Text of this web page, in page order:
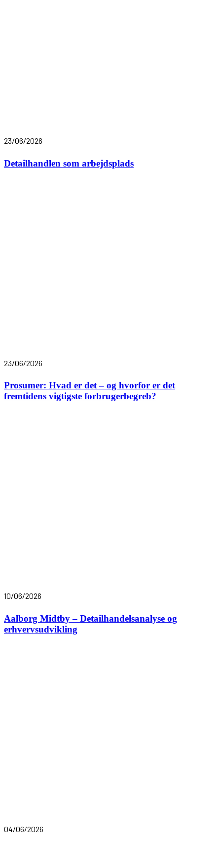
23/06/2026
Detailhandlen som arbejdsplads
23/06/2026
Prosumer: Hvad er det – og hvorfor er det
fremtidens vigtigste forbrugerbegreb?
10/06/2026
Aalborg Midtby – Detailhandelsanalyse og
erhvervsudvikling
04/06/2026